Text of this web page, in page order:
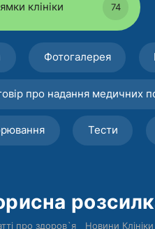
клініки 74
Фотогалерея
про надання медичних
Тести
про здоров`я Новини Клініки